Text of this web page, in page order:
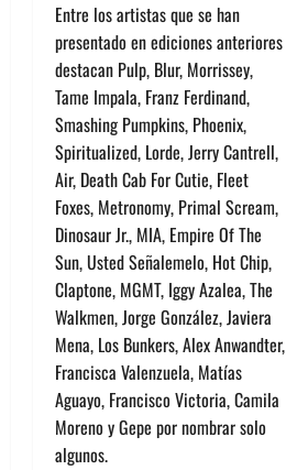
Entre los artistas que se han
presentado en ediciones anteriores
destacan Pulp, Blur, Morrissey,
Tame Impala, Franz Ferdinand,
Smashing Pumpkins, Phoenix,
Spiritualized, Lorde, Jerry Cantrell,
Air, Death Cab For Cutie, Fleet
Foxes, Metronomy, Primal Scream,
Dinosaur Jr., MIA, Empire Of The
Sun, Usted Señalemelo, Hot Chip,
Claptone, MGMT, Iggy Azalea, The
Walkmen, Jorge González, Javiera
Mena, Los Bunkers, Alex Anwandter,
Francisca Valenzuela, Matías
Aguayo, Francisco Victoria, Camila
Moreno y Gepe por nombrar solo
algunos.